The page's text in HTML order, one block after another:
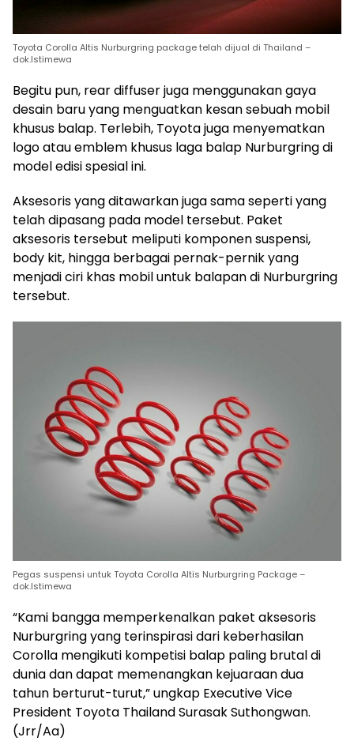
Toyota Corolla Altis Nurburgring package telah dijual di Thailand –
dok.Istimewa
Begitu pun, rear diffuser juga menggunakan gaya
desain baru yang menguatkan kesan sebuah mobil
khusus balap. Terlebih, Toyota juga menyematkan
logo atau emblem khusus laga balap Nurburgring di
model edisi spesial ini.
Aksesoris yang ditawarkan juga sama seperti yang
telah dipasang pada model tersebut. Paket
aksesoris tersebut meliputi komponen suspensi,
body kit, hingga berbagai pernak-pernik yang
menjadi ciri khas mobil untuk balapan di Nurburgring
tersebut.
Pegas suspensi untuk Toyota Corolla Altis Nurburgring Package –
dok.Istimewa
“Kami bangga memperkenalkan paket aksesoris
Nurburgring yang terinspirasi dari keberhasilan
Corolla mengikuti kompetisi balap paling brutal di
dunia dan dapat memenangkan kejuaraan dua
tahun berturut-turut,” ungkap Executive Vice
President Toyota Thailand Surasak Suthongwan.
(Jrr/Aa)